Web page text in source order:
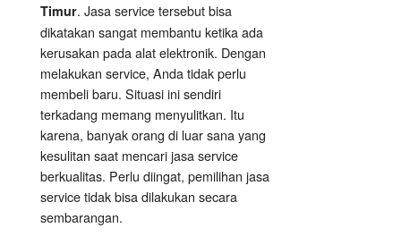
Timur. Jasa service tersebut bisa
dikatakan sangat membantu ketika ada
kerusakan pada alat elektronik. Dengan
melakukan service, Anda tidak perlu
membeli baru. Situasi ini sendiri
terkadang memang menyulitkan. Itu
karena, banyak orang di luar sana yang
kesulitan saat mencari jasa service
berkualitas. Perlu diingat, pemilihan jasa
service tidak bisa dilakukan secara
sembarangan.